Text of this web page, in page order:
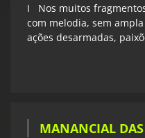
I Nos muitos
com melodia, sem
ações desarmadas,
MANANCIAL